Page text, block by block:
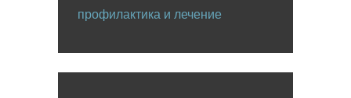
профилактика и лечение